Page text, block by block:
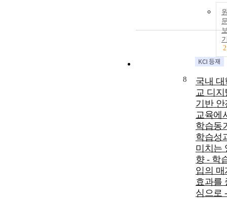
2
8
국내 대
교 디지
기반 안
교육에
학습동
학습성
미치는
향 - 학
입의 매
효과를
심으로 -